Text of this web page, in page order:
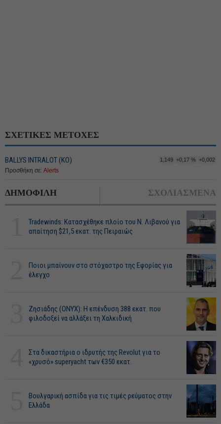
ΣΧΕΤΙΚΕΣ ΜΕΤΟΧΕΣ
BALLYS INTRALOT (ΚΟ) 1,149 +0,17 % +0,002
Προσθήκη σε: Alerts
ΔΗΜΟΦΙΛΗ ΣΧΟΛΙΑΣΜΕΝΑ
Tradewinds: Κατασχέθηκε πλοίο του Ν. Λιβανού για
απαίτηση $21,5 εκατ. της Πειραιώς
Ποιοι μπαίνουν στο στόχαστρο της Εφορίας για
έλεγχο
Ζησιάδης (ONYX): Η επένδυση 388 εκατ. που
φιλοδοξεί να αλλάξει τη Χαλκιδική
Στα δικαστήρια ο ιδρυτής της Revolut για το
«χρυσό» superyacht των €350 εκατ.
Βουλγαρική ασπίδα για τις τιμές ρεύματος στην
Ελλάδα